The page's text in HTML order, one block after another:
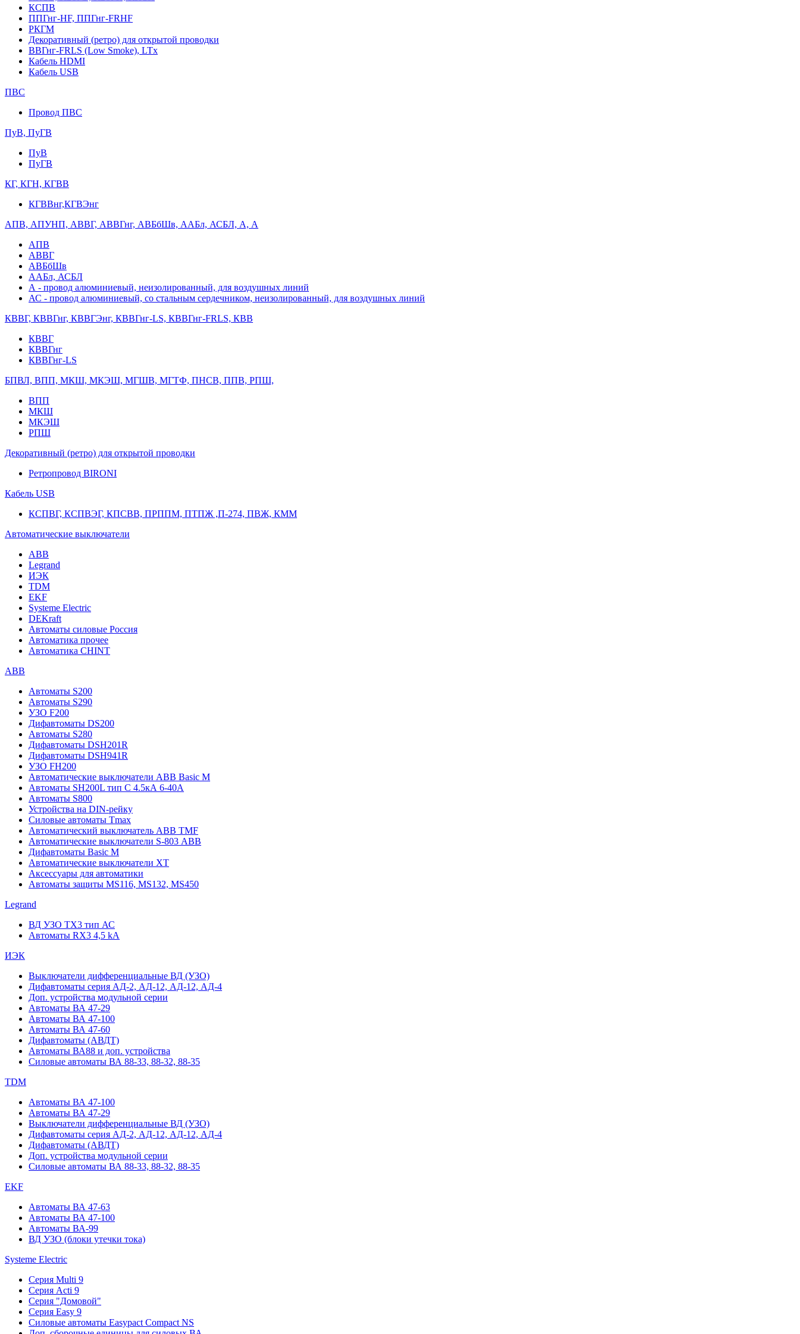
КСПВ
ППГнг-HF, ППГнг-FRHF
РКГМ
Декоративный (ретро) для открытой проводки
ВВГнг-FRLS (Low Smoke), LTx
Кабель HDMI
Кабель USB
ПВС
Провод ПВС
ПуВ, ПуГВ
ПуВ
ПуГВ
КГ, КГН, КГВВ
КГВВнг,КГВЭнг
АПВ, АПУНП, АВВГ, АВВГнг, АВБбШв, ААБл, АСБЛ, А, А
АПВ
АВВГ
АВБбШв
ААБл, АСБЛ
А - провод алюминиевый, неизолированный, для воздушных линий
АС - провод алюминиевый, со стальным сердечником, неизолированный, для воздушных линий
КВВГ, КВВГнг, КВВГЭнг, КВВГнг-LS, КВВГнг-FRLS, КВВ
КВВГ
КВВГнг
КВВГнг-LS
БПВЛ, ВПП, МКШ, МКЭШ, МГШВ, МГТФ, ПНСВ, ППВ, РПШ,
ВПП
МКШ
МКЭШ
РПШ
Декоративный (ретро) для открытой проводки
Ретропровод BIRONI
Кабель USB
КСПВГ, КСПВЭГ, КПСВВ, ПРППМ, ПТПЖ ,П-274, ПВЖ, КММ
Автоматические выключатели
ABB
Legrand
ИЭК
TDM
EKF
Systeme Electric
DEKraft
Автоматы силовые Россия
Автоматика прочее
Автоматика CHINT
ABB
Автоматы S200
Автоматы S290
УЗО F200
Дифавтоматы DS200
Автоматы S280
Дифавтоматы DSH201R
Дифавтоматы DSH941R
УЗО FH200
Автоматические выключатели ABB Basic M
Автоматы SH200L тип С 4.5кА 6-40А
Автоматы S800
Устройства на DIN-рейку
Силовые автоматы Tmax
Автоматический выключатель ABB TMF
Автоматические выключатели S-803 АВВ
Дифавтоматы Basic M
Автоматические выключатели XT
Аксессуары для автоматики
Автоматы защиты MS116, MS132, MS450
Legrand
ВД УЗО TX3 тип АС
Автоматы RX3 4,5 kA
ИЭК
Выключатели дифференциальные ВД (УЗО)
Дифавтоматы серия АД-2, АД-12, АД-12, АД-4
Доп. устройства модульной серии
Автоматы ВА 47-29
Автоматы ВА 47-100
Автоматы ВА 47-60
Дифавтоматы (АВДТ)
Автоматы ВА88 и доп. устройства
Силовые автоматы ВА 88-33, 88-32, 88-35
TDM
Автоматы ВА 47-100
Автоматы ВА 47-29
Выключатели дифференциальные ВД (УЗО)
Дифавтоматы серия АД-2, АД-12, АД-12, АД-4
Дифавтоматы (АВДТ)
Доп. устройства модульной серии
Силовые автоматы ВА 88-33, 88-32, 88-35
EKF
Автоматы ВА 47-63
Автоматы ВА 47-100
Автоматы ВА-99
ВД УЗО (блоки утечки тока)
Systeme Electric
Серия Multi 9
Серия Acti 9
Серия "Домовой"
Серия Easy 9
Силовые автоматы Easypact Compact NS